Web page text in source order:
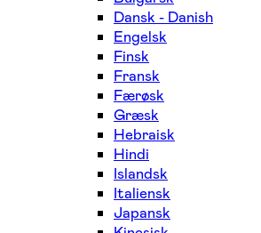
Dansk - Danish
Engelsk
Finsk
Fransk
Færøsk
Græsk
Hebraisk
Hindi
Islandsk
Italiensk
Japansk